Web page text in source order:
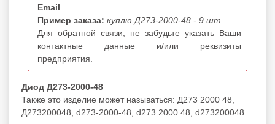
Email
Пример заказа: куплю Д273-2000-48 - 9 шт.
Для обратной связи, не забудьте указать Ваши
контактные данные и/или реквизиты
предприятия.
Диод Д273-2000-48
Также это изделие может называться: Д273 2000 48,
Д273200048, d273-2000-48, d273 2000 48, d273200048.